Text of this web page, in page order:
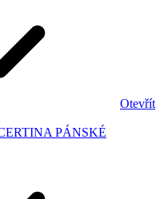
Otevřít
PÁNSKÉ